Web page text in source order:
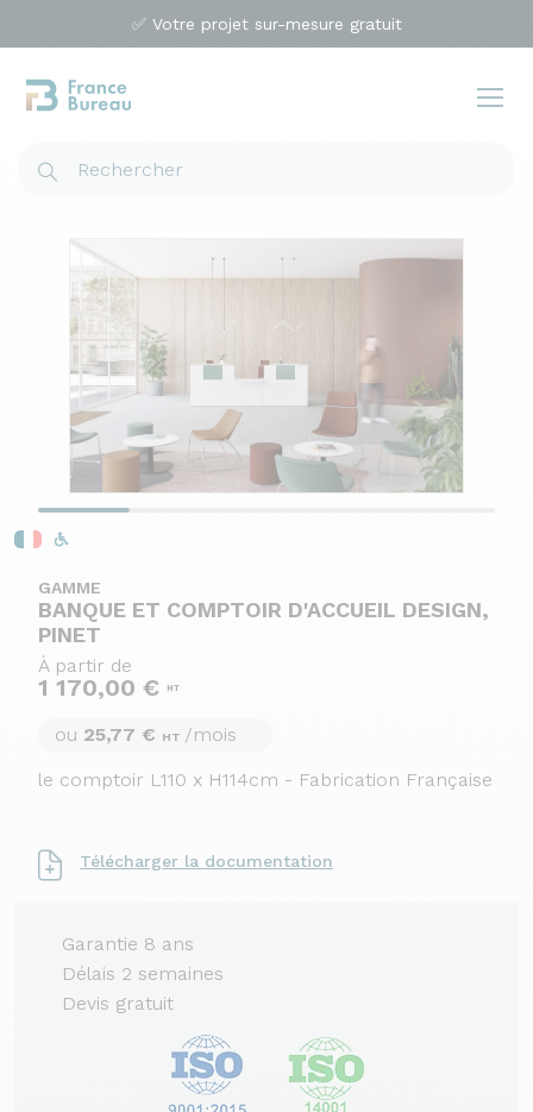
✅ Votre projet sur-mesure gratuit
GAMME
BANQUE ET COMPTOIR D'ACCUEIL DESIGN,
PINET
À partir de
1 170,00 € HT
ou 25,77 € HT /mois
le comptoir L110 x H114cm - Fabrication Française
Télécharger la documentation
Garantie 8 ans
Délais 2 semaines
Devis gratuit